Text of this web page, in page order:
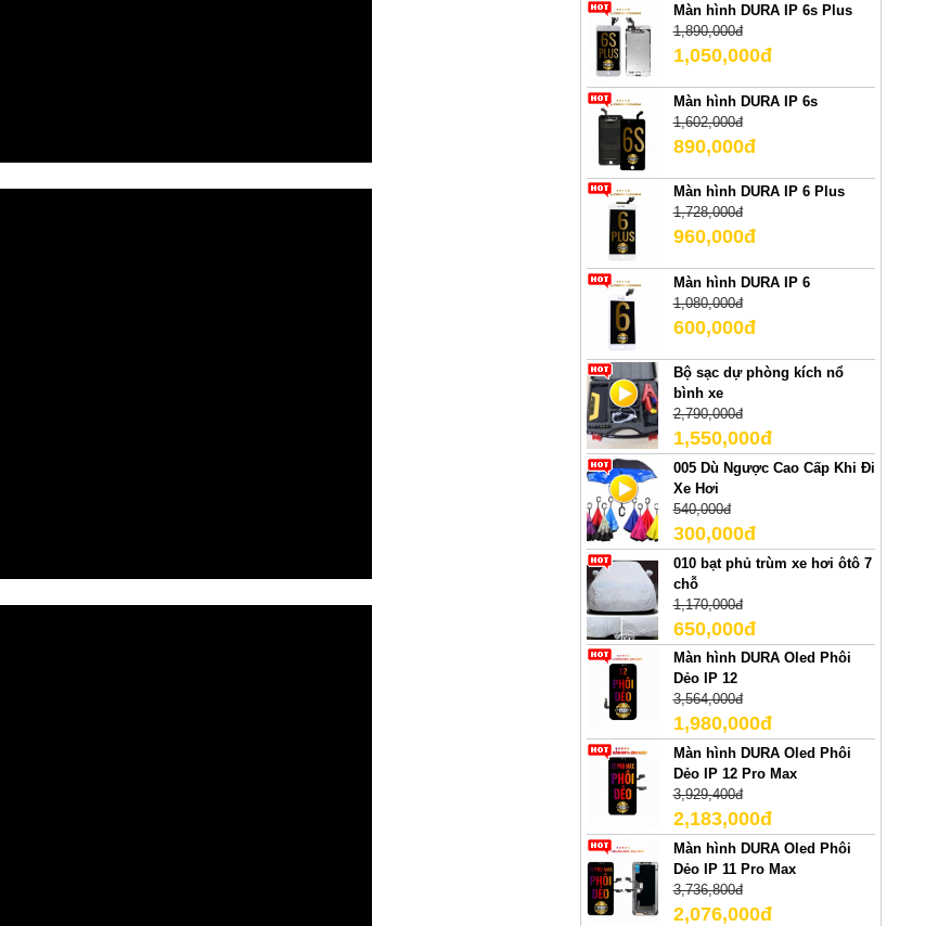
Màn hình DURA IP 6s Plus
1,890,000đ
1,050,000đ
Màn hình DURA IP 6s
1,602,000đ
890,000đ
Màn hình DURA IP 6 Plus
1,728,000đ
960,000đ
Màn hình DURA IP 6
1,080,000đ
600,000đ
Bộ sạc dự phòng kích nổ
bình xe
2,790,000đ
1,550,000đ
005 Dù Ngược Cao Cấp Khi Đi
Xe Hơi
540,000đ
300,000đ
010 bạt phủ trùm xe hơi ôtô 7
chỗ
1,170,000đ
650,000đ
Màn hình DURA Oled Phôi
Dẻo IP 12
3,564,000đ
1,980,000đ
Màn hình DURA Oled Phôi
Dẻo IP 12 Pro Max
3,929,400đ
2,183,000đ
Màn hình DURA Oled Phôi
Dẻo IP 11 Pro Max
3,736,800đ
2,076,000đ